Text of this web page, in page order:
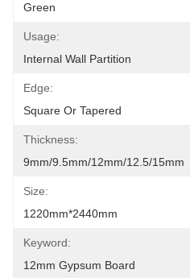
Green
Usage:
Internal Wall Partition
Edge:
Square Or Tapered
Thickness:
9mm/9.5mm/12mm/12.5/15mm
Size:
1220mm*2440mm
Keyword:
12mm Gypsum Board